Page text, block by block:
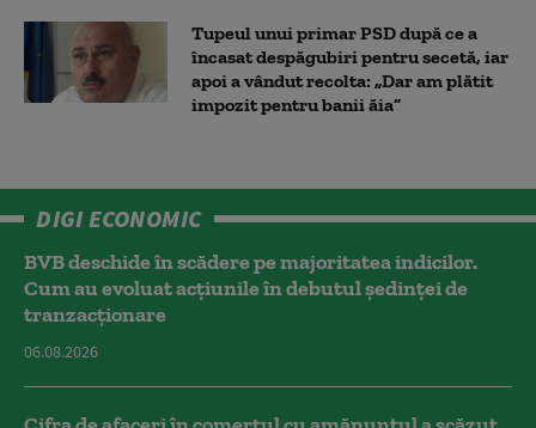
Tupeul unui primar PSD după ce a
încasat despăgubiri pentru secetă, iar
apoi a vândut recolta: „Dar am plătit
impozit pentru banii ăia”
DIGI ECONOMIC
BVB deschide în scădere pe majoritatea indicilor.
Cum au evoluat acțiunile în debutul ședinței de
tranzacționare
06.08.2026